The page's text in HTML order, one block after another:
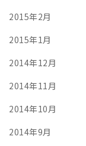
2015年2月
2015年1月
2014年12月
2014年11月
2014年10月
2014年9月